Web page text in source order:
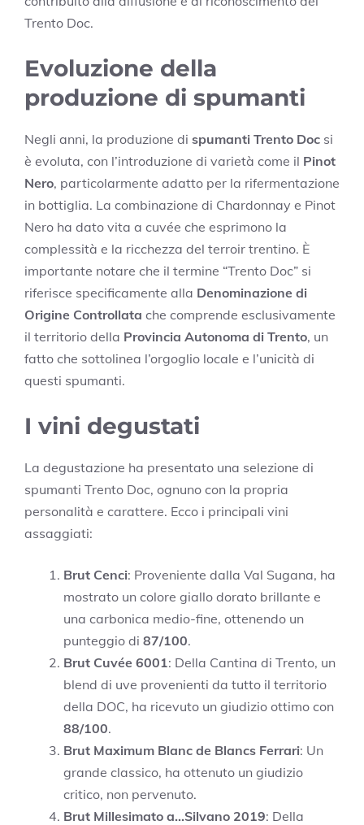
Trento Doc.
Evoluzione della
produzione di spumanti
Negli anni, la produzione di spumanti Trento Doc si
è evoluta, con l’introduzione di varietà come il Pinot
Nero, particolarmente adatto per la rifermentazione
in bottiglia. La combinazione di Chardonnay e Pinot
Nero ha dato vita a cuvée che esprimono la
complessità e la ricchezza del terroir trentino. È
importante notare che il termine “Trento Doc” si
riferisce specificamente alla Denominazione di
Origine Controllata che comprende esclusivamente
il territorio della Provincia Autonoma di Trento, un
fatto che sottolinea l’orgoglio locale e l’unicità di
questi spumanti.
I vini degustati
La degustazione ha presentato una selezione di
spumanti Trento Doc, ognuno con la propria
personalità e carattere. Ecco i principali vini
assaggiati:
Brut Cenci: Proveniente dalla Val Sugana, ha
mostrato un colore giallo dorato brillante e
una carbonica medio-fine, ottenendo un
punteggio di 87/100.
Brut Cuvée 6001: Della Cantina di Trento, un
blend di uve provenienti da tutto il territorio
della DOC, ha ricevuto un giudizio ottimo con
88/100.
Brut Maximum Blanc de Blancs Ferrari: Un
grande classico, ha ottenuto un giudizio
critico, non pervenuto.
Brut Millesimato a…Silvano 2019: Della